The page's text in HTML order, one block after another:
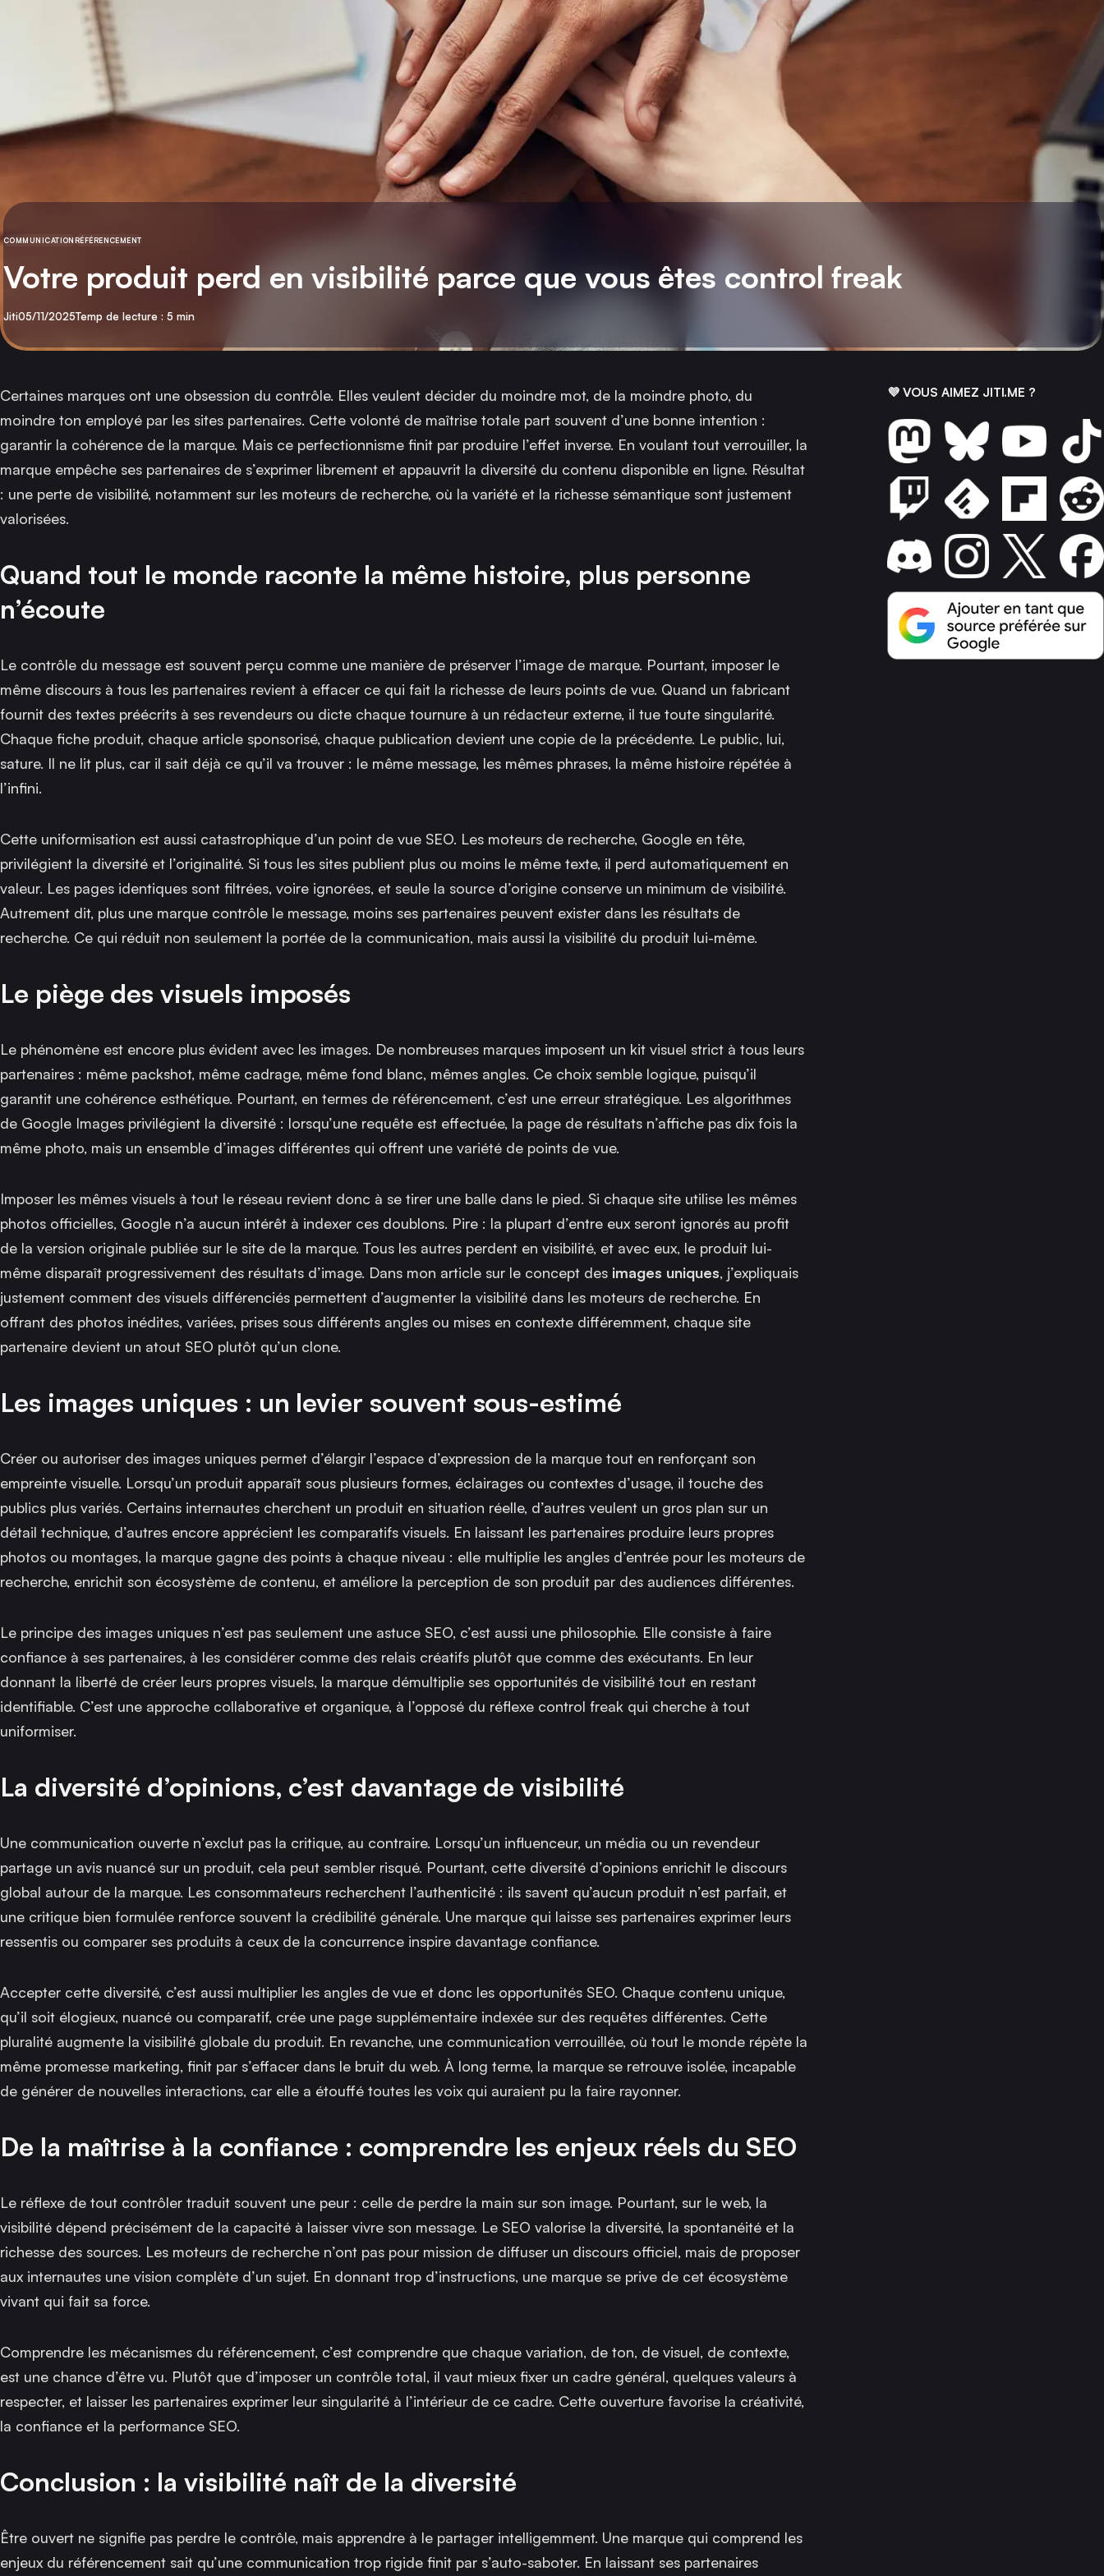
CATÉGORIE
COMMUNICATION RÉFÉRENCEMENT
Votre produit perd en visibilité parce que vous êtes control freak
Par
JitiPublié
05/11/2025Temp de lecture : 5 min
Certaines marques ont une obsession du contrôle. Elles veulent décider du moindre mot, de la moindre photo, du
moindre ton employé par les sites partenaires. Cette volonté de maîtrise totale part souvent d’une bonne intention :
garantir la cohérence de la marque. Mais ce perfectionnisme finit par produire l’effet inverse. En voulant tout verrouiller, la
marque empêche ses partenaires de s’exprimer librement et appauvrit la diversité du contenu disponible en ligne. Résultat
: une perte de visibilité, notamment sur les moteurs de recherche, où la variété et la richesse sémantique sont justement
valorisées.
Quand tout le monde raconte la même histoire, plus personne
n’écoute
Le contrôle du message est souvent perçu comme une manière de préserver l’image de marque. Pourtant, imposer le
même discours à tous les partenaires revient à effacer ce qui fait la richesse de leurs points de vue. Quand un fabricant
fournit des textes préécrits à ses revendeurs ou dicte chaque tournure à un rédacteur externe, il tue toute singularité.
Chaque fiche produit, chaque article sponsorisé, chaque publication devient une copie de la précédente. Le public, lui,
sature. Il ne lit plus, car il sait déjà ce qu’il va trouver : le même message, les mêmes phrases, la même histoire répétée à
l’infini.
Cette uniformisation est aussi catastrophique d’un point de vue SEO. Les moteurs de recherche, Google en tête,
privilégient la diversité et l’originalité. Si tous les sites publient plus ou moins le même texte, il perd automatiquement en
valeur. Les pages identiques sont filtrées, voire ignorées, et seule la source d’origine conserve un minimum de visibilité.
Autrement dit, plus une marque contrôle le message, moins ses partenaires peuvent exister dans les résultats de
recherche. Ce qui réduit non seulement la portée de la communication, mais aussi la visibilité du produit lui-même.
Le piège des visuels imposés
Le phénomène est encore plus évident avec les images. De nombreuses marques imposent un kit visuel strict à tous leurs
partenaires : même packshot, même cadrage, même fond blanc, mêmes angles. Ce choix semble logique, puisqu’il
garantit une cohérence esthétique. Pourtant, en termes de référencement, c’est une erreur stratégique. Les algorithmes
de Google Images privilégient la diversité : lorsqu’une requête est effectuée, la page de résultats n’affiche pas dix fois la
même photo, mais un ensemble d’images différentes qui offrent une variété de points de vue.
Imposer les mêmes visuels à tout le réseau revient donc à se tirer une balle dans le pied. Si chaque site utilise les mêmes
photos officielles, Google n’a aucun intérêt à indexer ces doublons. Pire : la plupart d’entre eux seront ignorés au profit
de la version originale publiée sur le site de la marque. Tous les autres perdent en visibilité, et avec eux, le produit lui-
même disparaît progressivement des résultats d’image. Dans mon article sur le concept des images uniques, j’expliquais
justement comment des visuels différenciés permettent d’augmenter la visibilité dans les moteurs de recherche. En
offrant des photos inédites, variées, prises sous différents angles ou mises en contexte différemment, chaque site
partenaire devient un atout SEO plutôt qu’un clone.
Les images uniques : un levier souvent sous-estimé
Créer ou autoriser des images uniques permet d’élargir l’espace d’expression de la marque tout en renforçant son
empreinte visuelle. Lorsqu’un produit apparaît sous plusieurs formes, éclairages ou contextes d’usage, il touche des
publics plus variés. Certains internautes cherchent un produit en situation réelle, d’autres veulent un gros plan sur un
détail technique, d’autres encore apprécient les comparatifs visuels. En laissant les partenaires produire leurs propres
photos ou montages, la marque gagne des points à chaque niveau : elle multiplie les angles d’entrée pour les moteurs de
recherche, enrichit son écosystème de contenu, et améliore la perception de son produit par des audiences différentes.
Le principe des images uniques n’est pas seulement une astuce SEO, c’est aussi une philosophie. Elle consiste à faire
confiance à ses partenaires, à les considérer comme des relais créatifs plutôt que comme des exécutants. En leur
donnant la liberté de créer leurs propres visuels, la marque démultiplie ses opportunités de visibilité tout en restant
identifiable. C’est une approche collaborative et organique, à l’opposé du réflexe control freak qui cherche à tout
uniformiser.
La diversité d’opinions, c’est davantage de visibilité
Une communication ouverte n’exclut pas la critique, au contraire. Lorsqu’un influenceur, un média ou un revendeur
partage un avis nuancé sur un produit, cela peut sembler risqué. Pourtant, cette diversité d’opinions enrichit le discours
global autour de la marque. Les consommateurs recherchent l’authenticité : ils savent qu’aucun produit n’est parfait, et
une critique bien formulée renforce souvent la crédibilité générale. Une marque qui laisse ses partenaires exprimer leurs
ressentis ou comparer ses produits à ceux de la concurrence inspire davantage confiance.
Accepter cette diversité, c’est aussi multiplier les angles de vue et donc les opportunités SEO. Chaque contenu unique,
qu’il soit élogieux, nuancé ou comparatif, crée une page supplémentaire indexée sur des requêtes différentes. Cette
pluralité augmente la visibilité globale du produit. En revanche, une communication verrouillée, où tout le monde répète la
même promesse marketing, finit par s’effacer dans le bruit du web. À long terme, la marque se retrouve isolée, incapable
de générer de nouvelles interactions, car elle a étouffé toutes les voix qui auraient pu la faire rayonner.
De la maîtrise à la confiance : comprendre les enjeux réels du SEO
Le réflexe de tout contrôler traduit souvent une peur : celle de perdre la main sur son image. Pourtant, sur le web, la
visibilité dépend précisément de la capacité à laisser vivre son message. Le SEO valorise la diversité, la spontanéité et la
richesse des sources. Les moteurs de recherche n’ont pas pour mission de diffuser un discours officiel, mais de proposer
aux internautes une vision complète d’un sujet. En donnant trop d’instructions, une marque se prive de cet écosystème
vivant qui fait sa force.
Comprendre les mécanismes du référencement, c’est comprendre que chaque variation, de ton, de visuel, de contexte,
est une chance d’être vu. Plutôt que d’imposer un contrôle total, il vaut mieux fixer un cadre général, quelques valeurs à
respecter, et laisser les partenaires exprimer leur singularité à l’intérieur de ce cadre. Cette ouverture favorise la créativité,
la confiance et la performance SEO.
Conclusion : la visibilité naît de la diversité
Être ouvert ne signifie pas perdre le contrôle, mais apprendre à le partager intelligemment. Une marque qui comprend les
enjeux du référencement sait qu’une communication trop rigide finit par s’auto-saboter. En laissant ses partenaires
💜 VOUS AIMEZ JITI.ME ?